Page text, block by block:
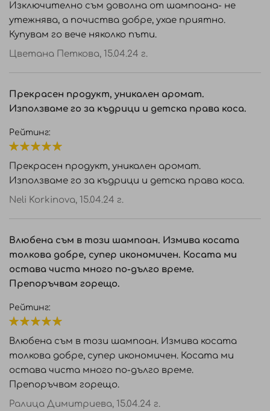
Изключително съм доволна от шампоана- не
утежнява, а почиства добре, ухае приятно.
Купувам го вече няколко пъти.
Цветана Петкова, 15.04.24 г.
Прекрасен продукт, уникален аромат.
Използваме го за къдрици и детска права коса.
Рейтинг:
Прекрасен продукт, уникален аромат.
Използваме го за къдрици и детска права коса.
Neli Korkinova, 15.04.24 г.
Влюбена съм в този шампоан. Измива косата
толкова добре, супер икономичен. Косата ми
остава чиста много по-дълго време.
Препоръчвам горещо.
Рейтинг:
Влюбена съм в този шампоан. Измива косата
толкова добре, супер икономичен. Косата ми
остава чиста много по-дълго време.
Препоръчвам горещо.
Ралица Димитриева, 15.04.24 г.